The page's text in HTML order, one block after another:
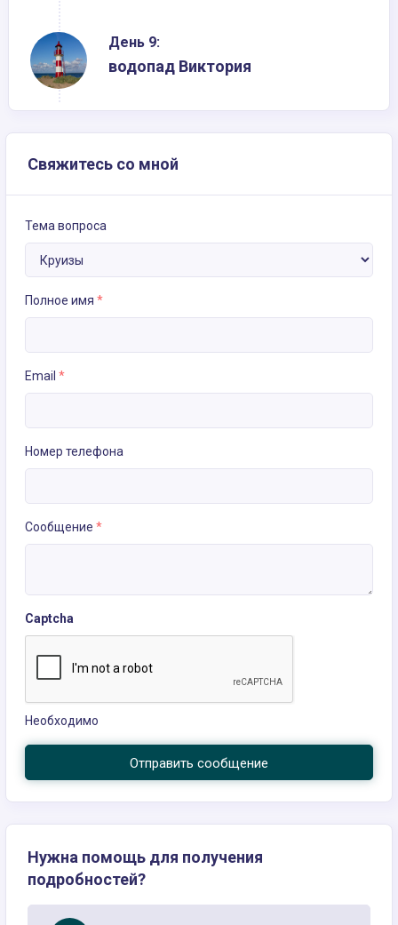
День 9:
водопад Виктория
Свяжитесь со мной
Тема вопроса
Полное имя *
Email *
Номер телефона
Сообщение *
Captcha
Необходимо
Отправить сообщение
Нужна помощь для получения
подробностей?